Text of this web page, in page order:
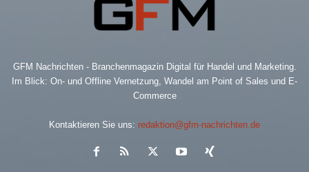
GFM Nachrichten - Branchenmagazin Digital für Handel und Marketing.
Im Blick: On- und Offline Vernetzung, Wandel am Point of Sales und E-
Commerce
Kontaktieren Sie uns: redaktion@gfm-nachrichten.de